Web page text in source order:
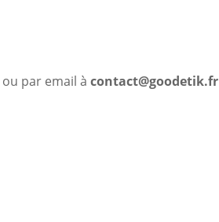
ou par email àcontact@goodetik.fr